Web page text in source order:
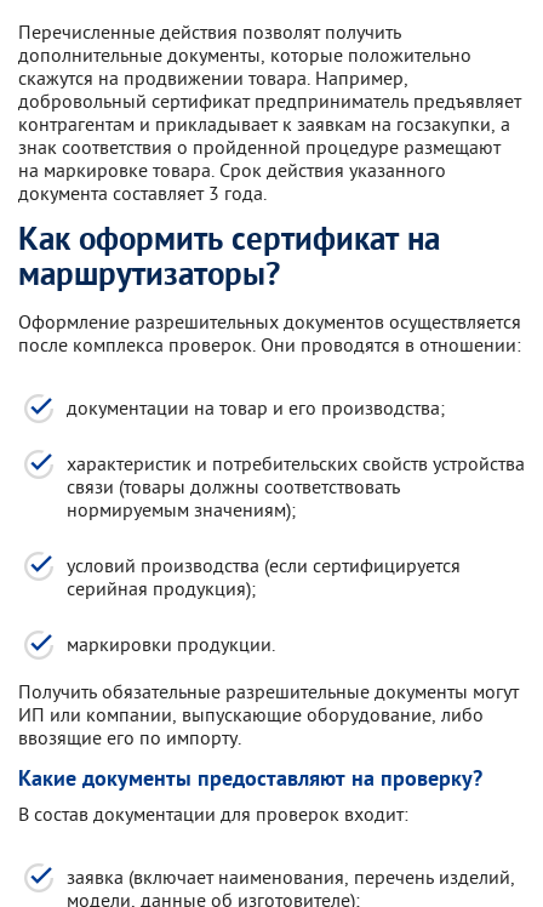
Перечисленные действия позволят получить
дополнительные документы, которые положительно
скажутся на продвижении товара. Например,
добровольный сертификат предприниматель предъявляет
контрагентам и прикладывает к заявкам на госзакупки, а
знак соответствия о пройденной процедуре размещают
на маркировке товара. Срок действия указанного
документа составляет 3 года.
Как оформить сертификат на
маршрутизаторы?
Оформление разрешительных документов осуществляется
после комплекса проверок. Они проводятся в отношении:
документации на товар и его производства;
характеристик и потребительских свойств устройства
связи (товары должны соответствовать
нормируемым значениям);
условий производства (если сертифицируется
серийная продукция);
маркировки продукции.
Получить обязательные разрешительные документы могут
ИП или компании, выпускающие оборудование, либо
ввозящие его по импорту.
Какие документы предоставляют на проверку?
В состав документации для проверок входит:
заявка (включает наименования, перечень изделий,
модели, данные об изготовителе);